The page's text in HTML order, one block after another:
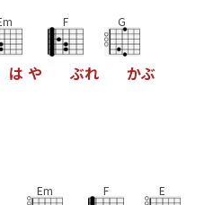
は や
F
ぶれ
G
かぶ
Em F E